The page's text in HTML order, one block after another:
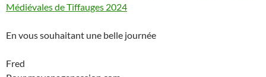
Médiévales de Tiffauges 2024
En vous souhaitant une belle journée
Fred